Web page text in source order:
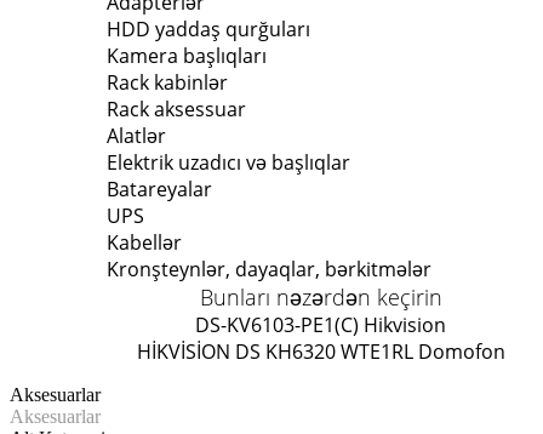
HDD yaddaş qurğuları
Kamera başlıqları
Rack kabinlər
Rack aksessuar
Alatlər
Elektrik uzadıcı və başlıqlar
Batareyalar
UPS
Kabellər
Kronşteynlər, dayaqlar, bərkitmələr
Bunları nəzərdən keçirin
DS-KV6103-PE1(C) Hikvision
HİKVİSİON DS KH6320 WTE1RL Domofon
Aksesuarlar
Aksesuarlar